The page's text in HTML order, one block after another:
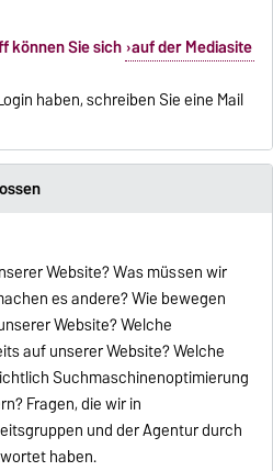
können Sie sich auf der Mediasite
haben, schreiben Sie eine Mail
Website? Was müssen wir
es andere? Wie bewegen
Website? Welche
auf unserer Website? Welche
Suchmaschinenoptimierung
Fragen, die wir in
und der Agentur durch
haben.